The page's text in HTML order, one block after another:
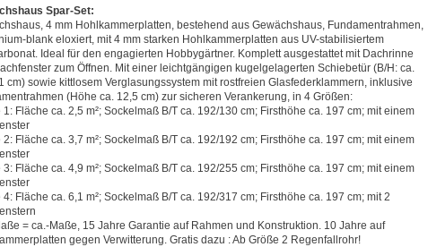
Spar-Set:
4 mm Hohlkammerplatten, bestehend aus Gewächshaus, Fundamentrahmen,
blank eloxiert, mit 4 mm starken Hohlkammerplatten aus UV-stabilisiertem
Ideal für den engagierten Hobbygärtner. Komplett ausgestattet mit Dachrinne
zum Öffnen. Mit einer leichtgängigen kugelgelagerten Schiebetür (B/H: ca.
cm) sowie kittlosem Verglasungssystem mit rostfreien Glasfederklammern, inklusive
(Höhe ca. 12,5 cm) zur sicheren Verankerung, in 4 Größen:
1: Fläche ca. 2,5 m²; Sockelmaß B/T ca. 192/130 cm; Firsthöhe ca. 197 cm; mit einem
2: Fläche ca. 3,7 m²; Sockelmaß B/T ca. 192/192 cm; Firsthöhe ca. 197 cm; mit einem
3: Fläche ca. 4,9 m²; Sockelmaß B/T ca. 192/255 cm; Firsthöhe ca. 197 cm; mit einem
4: Fläche ca. 6,1 m²; Sockelmaß B/T ca. 192/317 cm; Firsthöhe ca. 197 cm; mit 2
= ca.-Maße, 15 Jahre Garantie auf Rahmen und Konstruktion. 10 Jahre auf
gegen Verwitterung. Gratis dazu : Ab Größe 2 Regenfallrohr!